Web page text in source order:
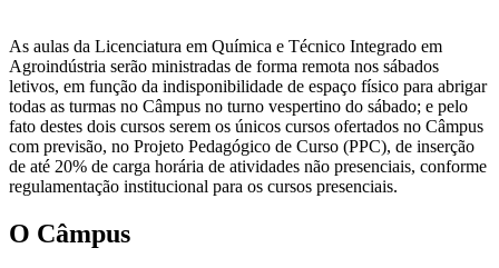
As aulas da Licenciatura em Química e Técnico Integrado em
Agroindústria serão ministradas de forma remota nos sábados
letivos, em função da indisponibilidade de espaço físico para abrigar
todas as turmas no Câmpus no turno vespertino do sábado; e pelo
fato destes dois cursos serem os únicos cursos ofertados no Câmpus
com previsão, no Projeto Pedagógico de Curso (PPC), de inserção
de até 20% de carga horária de atividades não presenciais, conforme
regulamentação institucional para os cursos presenciais.
O Câmpus